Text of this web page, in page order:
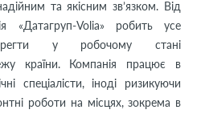
та якісним зв’язком. Від
«Датагруп-Volia» робить усе
у робочому стані
країни. Компанія працює в
спеціалісти, іноді ризикуючи
роботи на місцях, зокрема в